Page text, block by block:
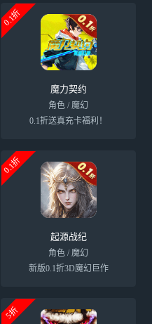
0.1折
魔力契约
角色 / 魔幻
0.1折送真充卡福利！
0.1折
起源战纪
角色 / 魔幻
新版0.1折3D魔幻巨作
5折